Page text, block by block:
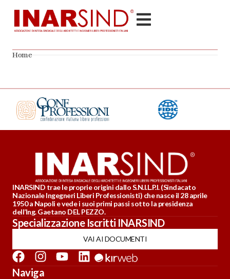
Home
INARSIND trae le proprie origini dallo S.N.I.L.P.I. (Sindacato
Nazionale Ingegneri Liberi Professionisti) che nasce il 28 aprile
1950 a Napoli e vede i suoi primi passi sotto la presidenza
dell’Ing. Gaetano DEL PEZZO.
Specializzazione Iscritti INARSIND
VAI AI DOCUMENTI
Naviga